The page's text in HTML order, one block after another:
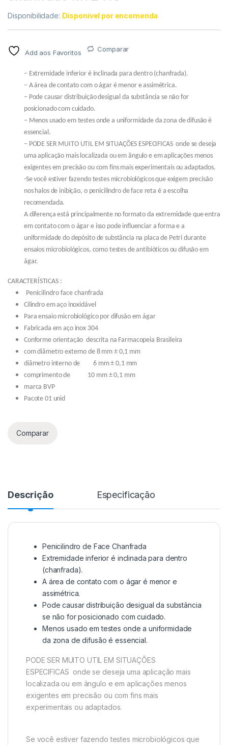
Disponibilidade: Disponível por encomenda
Add aos Favoritos Comparar
– Extremidade inferior é inclinada para dentro (chanfrada).
– A área de contato com o ágar é menor e assimétrica.
– Pode causar distribuição desigual da substância se não for
posicionado com cuidado.
– Menos usado em testes onde a uniformidade da zona de difusão é
essencial.
– PODE SER MUITO UTIL EM SITUAÇÕES ESPECIFICAS onde se deseja
uma aplicação mais localizada ou em ângulo e em aplicações menos
exigentes em precisão ou com fins mais experimentais ou adaptados.
-Se você estiver fazendo testes microbiológicos que exigem precisão
nos halos de inibição, o penicilindro de face reta é a escolha
recomendada.
A diferença está principalmente no formato da extremidade que entra
em contato com o ágar e isso pode influenciar a forma e a
uniformidade do depósito de substância na placa de Petri durante
ensaios microbiológicos, como testes de antibióticos ou difusão em
ágar.
CARACTERÍSTICAS :
Penicilindro face chanfrada
Cilindro em aço inoxidável
Para ensaio microbiológico por difusão em ágar
Fabricada em aço inox 304
Conforme orientação descrita na Farmacopeia Brasileira
com diâmetro externo de 8 mm ± 0,1 mm
diâmetro interno de 6 mm ± 0,1 mm
comprimento de 10 mm ± 0,1 mm
marca BVP
Pacote 01 unid
Comparar
Descrição Especificação
Penicilindro de Face Chanfrada
Extremidade inferior é inclinada para dentro
(chanfrada).
A área de contato com o ágar é menor e
assimétrica.
Pode causar distribuição desigual da substância
se não for posicionado com cuidado.
Menos usado em testes onde a uniformidade
da zona de difusão é essencial.
PODE SER MUITO UTIL EM SITUAÇÕES
ESPECIFICAS onde se deseja uma aplicação mais
localizada ou em ângulo e em aplicações menos
exigentes em precisão ou com fins mais
experimentais ou adaptados.
Se você estiver fazendo testes microbiológicos que